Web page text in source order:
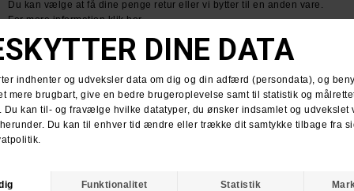
Du kan vælge at få dine penge retur eller vi bytter til en anden vare.
For mere informationklik her.
Spørg om varen Tip en ven
ANDRE KØBTE OGSÅ